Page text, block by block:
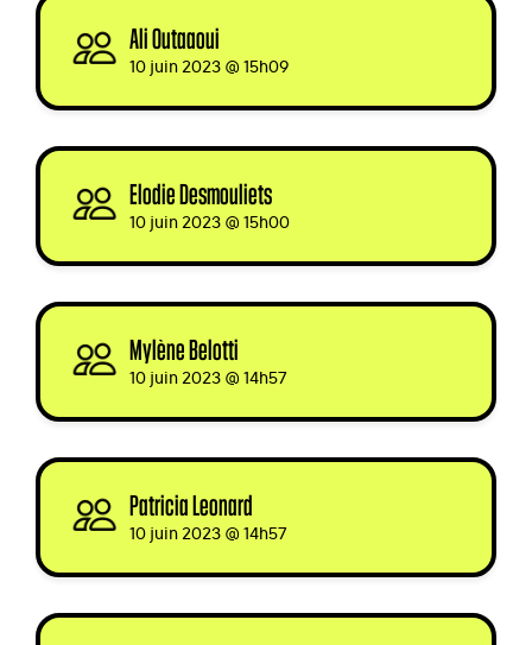
Ali Outaaoui
10 juin 2023 @ 15h09
Elodie Desmouliets
10 juin 2023 @ 15h00
Mylène Belotti
10 juin 2023 @ 14h57
Patricia Leonard
10 juin 2023 @ 14h57